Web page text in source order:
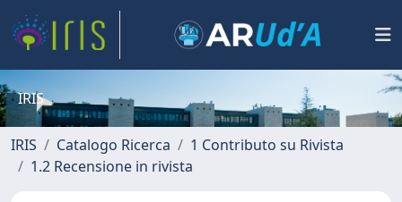
IRIS
IRIS Catalogo Ricerca
1 Contributo su Rivista
1.2 Recensione in rivista